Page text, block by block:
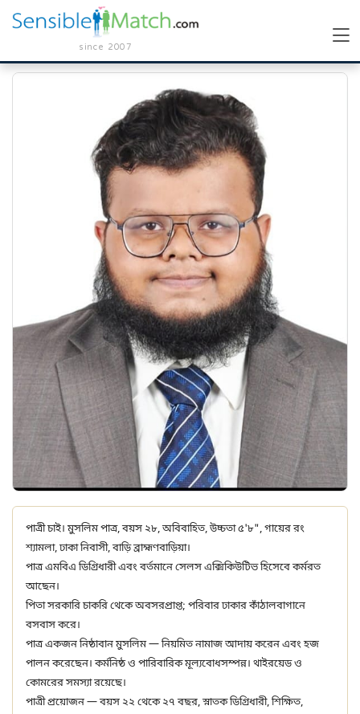
since 2007
পাত্রী চাই। মুসলিম পাত্র, বয়স ২৮, অবিবাহিত, উচ্চতা ৫'৮", গায়ের রং
শ্যামলা, ঢাকা নিবাসী, বাড়ি ব্রাহ্মণবাড়িয়া।
পাত্র এমবিএ ডিগ্রিধারী এবং বর্তমানে সেলস এক্সিকিউটিভ হিসেবে কর্মরত
আছেন।
পিতা সরকারি চাকরি থেকে অবসরপ্রাপ্ত; পরিবার ঢাকার কাঁঠালবাগানে
বসবাস করে।
পাত্র একজন নিষ্ঠাবান মুসলিম — নিয়মিত নামাজ আদায় করেন এবং হজ
পালন করেছেন। কর্মনিষ্ঠ ও পারিবারিক মূল্যবোধসম্পন্ন। থাইরয়েড ও
কোমরের সমস্যা রয়েছে।
পাত্রী প্রয়োজন — বয়স ২২ থেকে ২৭ বছর, স্নাতক ডিগ্রিধারী, শিক্ষিত,